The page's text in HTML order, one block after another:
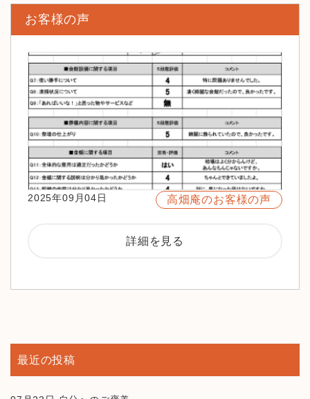
お客様の声
2025年09月04日 高畑庵のお客様の声
詳細を見る
最近の投稿